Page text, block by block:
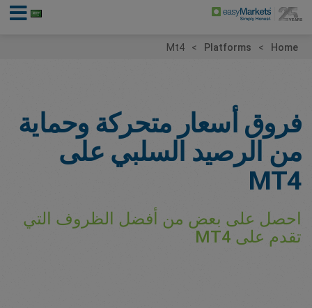
Home
Platforms
Mt4
فروق أسعار متحركة وحماية
من الرصيد السلبي على
MT4
احصل على بعض من أفضل الظروف التي
تقدم على MT4